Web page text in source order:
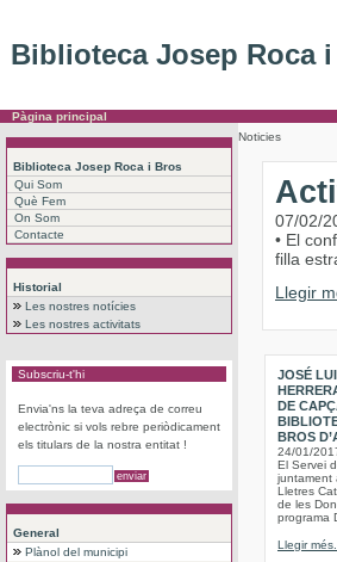
Biblioteca Josep Roca
Pàgina principal
Biblioteca Josep Roca i Bros
Qui Som
Què Fem
On Som
Contacte
Historial
Les nostres notícies
Les nostres activitats
Subscriu-t'hi
Envia'ns la teva adreça de correu
electrònic si vols rebre periòdicament
els titulars de la nostra entitat !
General
Plànol del municipi
Noticies
07/02/
• El
filla
Llegir
JOSÉ
DE
BROS
24/01/
El Servei
juntament
Lletres
de les
programa
Llegir més...